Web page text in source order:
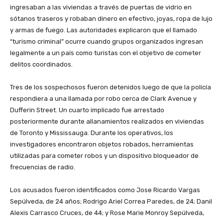
ingresaban a las viviendas a través de puertas de vidrio en
sótanos traseros y robaban dinero en efectivo, joyas, ropa de lujo
y armas de fuego. Las autoridades explicaron que el llamado
“turismo criminal” ocurre cuando grupos organizados ingresan
legalmente a un país como turistas con el objetivo de cometer
delitos coordinados.
Tres de los sospechosos fueron detenidos luego de que la policía
respondiera a una llamada por robo cerca de Clark Avenue y
Dufferin Street. Un cuarto implicado fue arrestado
posteriormente durante allanamientos realizados en viviendas
de Toronto y Mississauga. Durante los operativos, los
investigadores encontraron objetos robados, herramientas
utilizadas para cometer robos y un dispositivo bloqueador de
frecuencias de radio.
Los acusados fueron identificados como Jose Ricardo Vargas
Sepúlveda, de 24 años; Rodrigo Ariel Correa Paredes, de 24; Danil
Alexis Carrasco Cruces, de 44; y Rose Marie Monroy Sepúlveda,